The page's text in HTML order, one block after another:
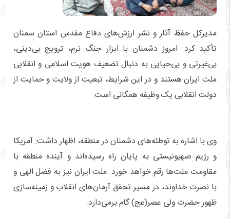
مدیرکل حفظ آثار و نشر ارزش‌های دفاع مقدس استان سمنان
تأکید کرد: امروز دشمنان با ابزار جنگ نرم، ترویج بی‌دینی،
بی‌غیرتی و بی‌حیایی به دنبال تضعیف هویت اسلامی و انقلابی
ملت ایران هستند و در این شرایط، تبعیت از ولایت و حمایت از
دولت انقلابی یک وظیفه همگانی است.
وی با اشاره به توطئه‌های دشمنان در منطقه، اظهار داشت: آمریکا
و رژیم صهیونیستی به پایان راه رسیده‌اند و آینده منطقه با
مقاومت ملت‌ها رقم خواهد خورد. ملت ایران نیز به فضل الهی و
با نصرت خداوند، در مسیر تحقق آرمان‌های انقلاب و زمینه‌سازی
ظهور حضرت ولی عصر(عج) گام برمی‌دارد.